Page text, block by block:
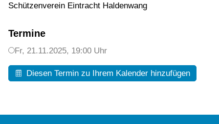
Schützenverein Eintracht Haldenwang
Termine
Fr, 21.11.2025, 19:00 Uhr
Diesen Termin zu Ihrem Kalender hinzufügen